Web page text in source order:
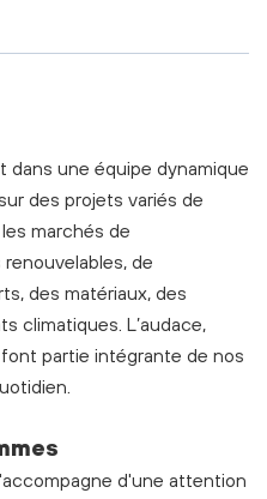
dans une équipe dynamique
des projets variés de
marchés de
de
des matériaux, des
climatiques. L’audace,
partie intégrante de nos
d'une attention